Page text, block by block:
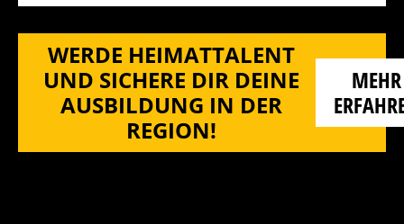
WERDE HEIMATTALENT
UND SICHERE DIR DEINE
AUSBILDUNG IN DER
REGION!
MEHR